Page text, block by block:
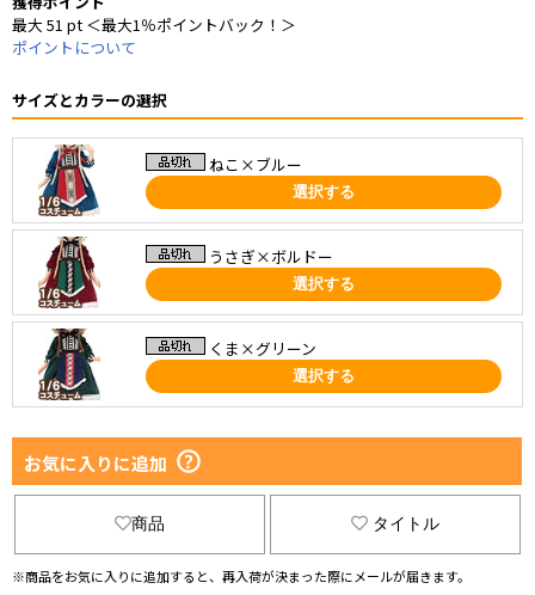
最大 51 pt ＜最大1％ポイントバック！＞
ポイントについて
サイズとカラーの選択
ねこ×ブルー
選択する
うさぎ×ボルドー
選択する
くま×グリーン
選択する
お気に入りに追加
商品 タイトル
※商品をお気に入りに追加すると、再入荷が決まった際にメールが届きます。